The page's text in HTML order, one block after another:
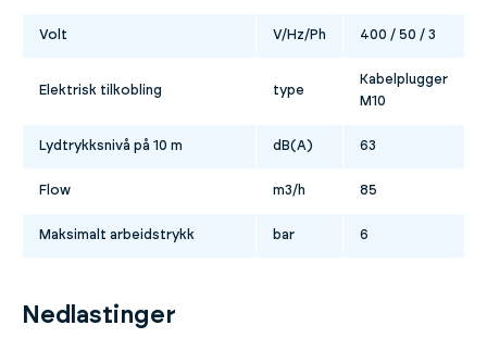
Volt V/Hz/Ph 400 / 50 / 3
Elektrisk tilkobling type
Kabelplugger
M10
Lydtrykksnivå på 10 m dB(A) 63
Flow m3/h 85
Maksimalt arbeidstrykk bar 6
Nedlastinger